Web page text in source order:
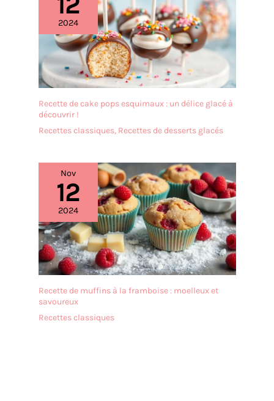
donc être facilement
nettoyé avec un chiffon
humide.
décorations saisonnières
sur une table à manger,
une table basse ou un
buffet. ✔ VERRE
RÉSISTANT ET ENTRETIEN
FACILE: Fabriqué en verre
transparent de qualité, ce
stable et facile à nettoyer
quotidienne ou lors de
2024
Recette de cake pops esquimaux : un délice glacé à
découvrir !
Recettes classiques, Recettes de desserts glacés
Nov
12
2024
Recette de muffins à la framboise : moelleux et
savoureux
Recettes classiques